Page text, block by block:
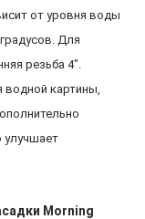
от уровня воды
Для
резьба 4".
водной картины,
улучшает
Morning